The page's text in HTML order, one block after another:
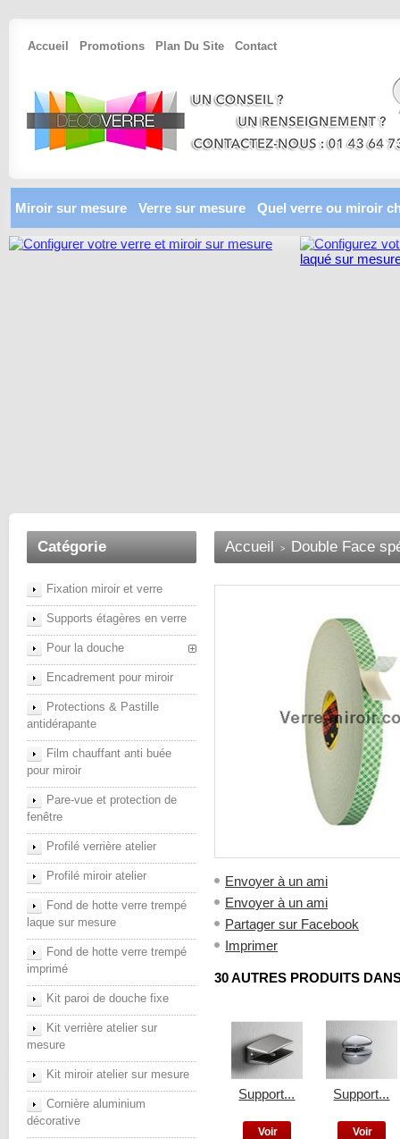
Miroir sur mesure Verre sur mesure Quel verre ou miroir
Accueil Promotions Plan Du Site Contact
Catégorie
Fixation miroir et verre
Supports étagères en verre
Pour la douche
Encadrement pour miroir
Protections & Pastille
antidérapante
Film chauffant anti buée
pour miroir
Pare-vue et protection de
fenêtre
Profilé verrière atelier
Profilé miroir atelier
Fond de hotte verre trempé
laque sur mesure
Fond de hotte verre trempé
imprimé
Kit paroi de douche fixe
Kit verrière atelier sur
mesure
Kit miroir atelier sur mesure
Cornière aluminium
décorative
Accueil > Double Face
Envoyer à un ami
Envoyer à un ami
Partager sur Facebook
Imprimer
30 AUTRES PRODUITS
Support...
Voir
Support...
Voir